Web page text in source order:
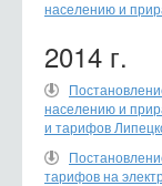
населению и
2014 г.
населению и
и тарифов
тарифов на